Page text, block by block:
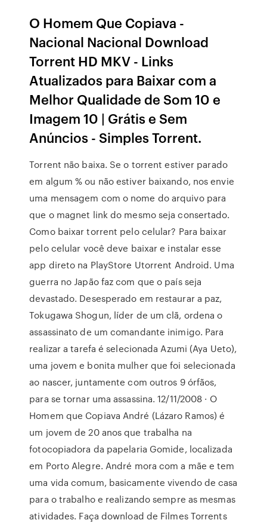
O Homem Que Copiava -
Nacional Nacional Download
Torrent HD MKV - Links
Atualizados para Baixar com a
Melhor Qualidade de Som 10 e
Imagem 10 | Grátis e Sem
Anúncios - Simples Torrent.
Torrent não baixa. Se o torrent estiver parado
em algum % ou não estiver baixando, nos envie
uma mensagem com o nome do arquivo para
que o magnet link do mesmo seja consertado.
Como baixar torrent pelo celular? Para baixar
pelo celular você deve baixar e instalar esse
app direto na PlayStore Utorrent Android. Uma
guerra no Japão faz com que o país seja
devastado. Desesperado em restaurar a paz,
Tokugawa Shogun, líder de um clã, ordena o
assassinato de um comandante inimigo. Para
realizar a tarefa é selecionada Azumi (Aya Ueto),
uma jovem e bonita mulher que foi selecionada
ao nascer, juntamente com outros 9 órfãos,
para se tornar uma assassina. 12/11/2008 · O
Homem que Copiava André (Lázaro Ramos) é
um jovem de 20 anos que trabalha na
fotocopiadora da papelaria Gomide, localizada
em Porto Alegre. André mora com a mãe e tem
uma vida comum, basicamente vivendo de casa
para o trabalho e realizando sempre as mesmas
atividades. Faça download de Filmes Torrents